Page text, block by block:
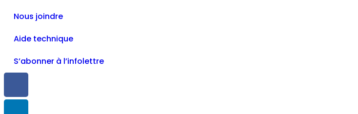
Nous joindre
Aide technique
S’abonner à l’infolettre